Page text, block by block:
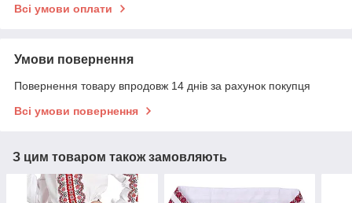
Всі умови оплати
Умови повернення
Повернення товару впродовж 14 днів за рахунок покупця
Всі умови повернення
З цим товаром також замовляють